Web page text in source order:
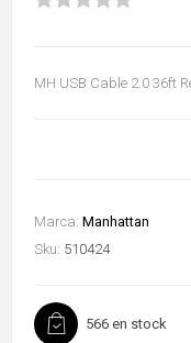
MH USB Cable 2.0 36ft
Marca: Manhattan
Sku: 510424
566 en stock